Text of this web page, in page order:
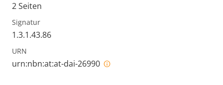
2 Seiten
Signatur
1.3.1.43.86
URN
urn:nbn:at:at-dai-26990